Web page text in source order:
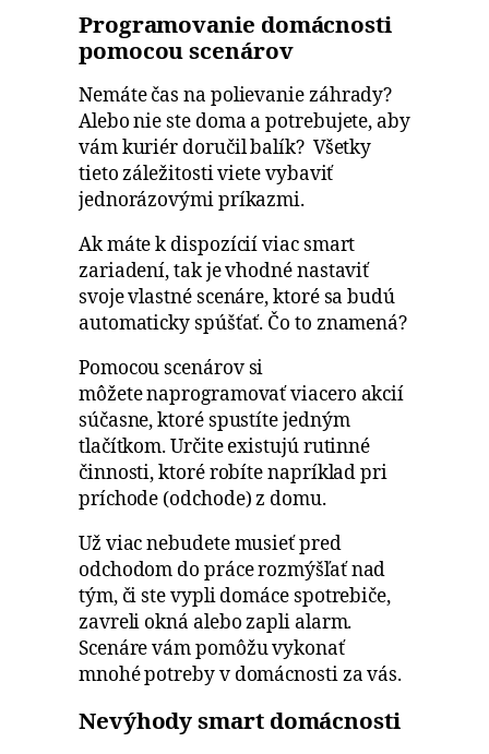
Programovanie domácnosti
pomocou scenárov
Nemáte čas na polievanie záhrady?
Alebo nie ste doma a potrebujete, aby
vám kuriér doručil balík? Všetky
tieto záležitosti viete vybaviť
jednorázovými príkazmi.
Ak máte k dispozícií viac smart
zariadení, tak je vhodné nastaviť
svoje vlastné scenáre, ktoré sa budú
automaticky spúšťať. Čo to znamená?
Pomocou scenárov si
môžete naprogramovať viacero akcií
súčasne, ktoré spustíte jedným
tlačítkom. Určite existujú rutinné
činnosti, ktoré robíte napríklad pri
príchode (odchode) z domu.
Už viac nebudete musieť pred
odchodom do práce rozmýšľať nad
tým, či ste vypli domáce spotrebiče,
zavreli okná alebo zapli alarm.
Scenáre vám pomôžu vykonať
mnohé potreby v domácnosti za vás.
Nevýhody smart domácnosti